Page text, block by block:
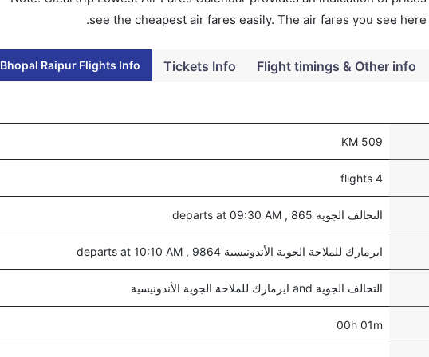
see the cheapest air fares easily. The air fares you see
Bhopal Raipur Flights Info Tickets Info Flight timings & Other info
509 KM
4 flights
التحالف الجوية 865 , departs at 09:30 AM
ايرمارك للملاحة الجوية الأندونيسية 9864 , departs at 10:10 AM
التحالف الجوية and ايرمارك للملاحة الجوية الأندونيسية
00h 01m